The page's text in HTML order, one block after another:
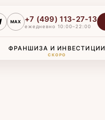
MAX +7 (499) 113-27-13
ежедневно 10:00–22:00
ФРАНШИЗА И ИНВЕСТИЦИИ
СКОРО